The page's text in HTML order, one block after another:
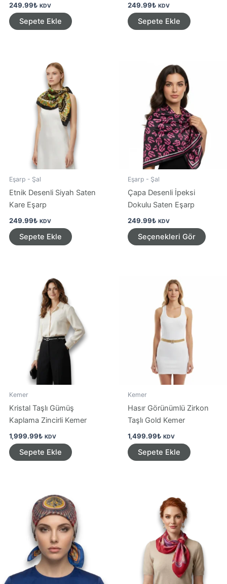
249.99₺ KDV
Sepete Ekle
249.99₺ KDV
Sepete Ekle
Eşarp - Şal
Etnik Desenli Siyah Saten
Kare Eşarp
249.99₺ KDV
Sepete Ekle
Eşarp - Şal
Çapa Desenli İpeksi
Dokulu Saten Eşarp
249.99₺ KDV
Seçenekleri Gör
Bu
Kemer
Kristal Taşlı Gümüş
Kaplama Zincirli Kemer
1,999.99₺ KDV
Sepete Ekle
Kemer
Hasır Görünümlü Zirkon
Taşlı Gold Kemer
1,499.99₺ KDV
Sepete Ekle